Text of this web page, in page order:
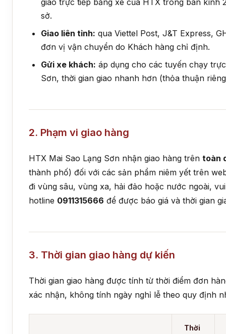
giao trực tiếp bằng xe của HTX trong bán kính
sở.
Giao liên tỉnh: qua Viettel Post, J&T Express,
đơn vị vận chuyển do Khách hàng chỉ định.
Gửi xe khách: áp dụng cho các tuyến chạy
Sơn, thời gian giao nhanh hơn (thỏa thuận
2. Phạm vi giao hàng
HTX Mai Sao Lạng Sơn nhận giao hàng trên toàn
thành phố) đối với các sản phẩm niêm yết trên
đi vùng sâu, vùng xa, hải đảo hoặc nước ngoài,
hotline 0911315666 để được báo giá và thời gian
3. Thời gian giao hàng dự kiến
Thời gian giao hàng được tính từ thời điểm đơn
xác nhận, không tính ngày nghỉ lễ theo quy định
Thời